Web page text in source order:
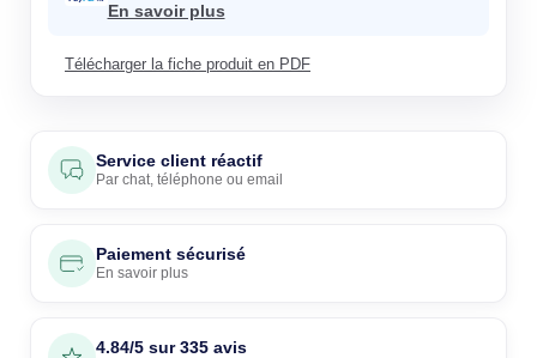
En savoir plus
Télécharger la fiche produit en PDF
Service client réactif
Par chat, téléphone ou email
Paiement sécurisé
En savoir plus
4.84/5 sur 335 avis